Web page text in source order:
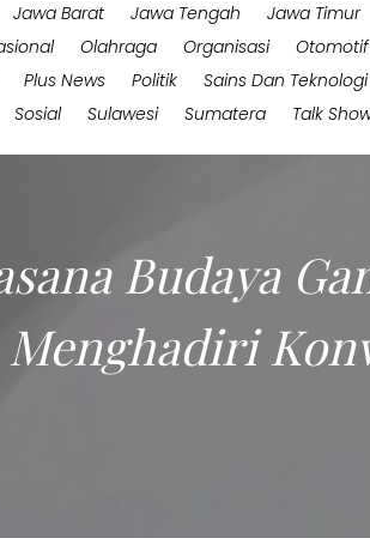
Jawa Barat Jawa Tengah Jawa Timur
Olahraga Organisasi Otomotif
Plus News Politik Sains Dan Teknologi
Sosial Sulawesi Sumatera Talk
Budaya